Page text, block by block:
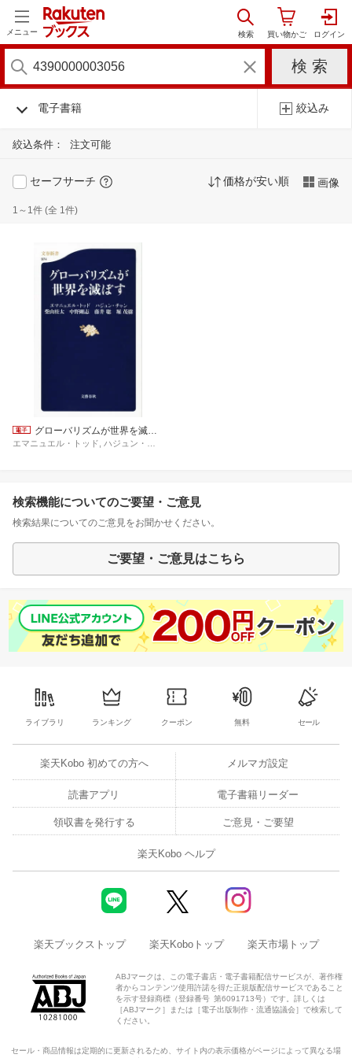
メニュー
電子書籍 絞込み
絞込条件： 注文可能
セーフサーチ 価格が安い順 画像
1～1件 (全 1件)
グローバリズムが世界を滅ぼす
エマニュエル・トッド, ハジュン・チャン
検索機能についてのご要望・ご意見
検索結果についてのご意見をお聞かせください。
ご要望・ご意見はこちら
ライブラリ ランキング クーポン 無料 セール
楽天Kobo 初めての方へ メルマガ設定
読書アプリ 電子書籍リーダー
領収書を発行する ご意見・ご要望
楽天Kobo ヘルプ
楽天ブックストップ 楽天Koboトップ 楽天市場トップ
ABJマークは、この電子書店・電子書籍配信サービスが、著作権
者からコンテンツ使用許諾を得た正規版配信サービスであること
を示す登録商標（登録番号 第6091713号）です。詳しくは
［ABJマーク］または［電子出版制作・流通協議会］で検索して
ください。
セール・商品情報は定期的に更新されるため、サイト内の表示価格がページによって異なる場